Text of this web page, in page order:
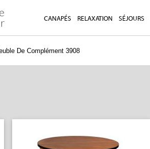
CANAPÉS RELAXATION SÉJOURS
De Complément 3908